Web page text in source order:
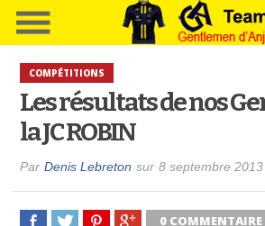
COMPÉTITIONS
Les résultats de nos
la JC ROBIN
Par Denis Lebreton sur 8 septembre 2013
0 COMMENTAIRE